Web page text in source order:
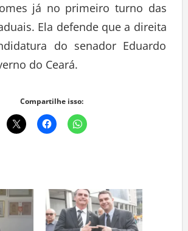
já no primeiro turno das
Ela defende que a direita
do senador Eduardo
do Ceará.
Compartilhe isso: